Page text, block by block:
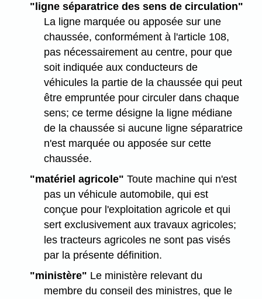
"ligne séparatrice des sens de circulation"
La ligne marquée ou apposée sur une
chaussée, conformément à l'article 108,
pas nécessairement au centre, pour que
soit indiquée aux conducteurs de
véhicules la partie de la chaussée qui peut
être empruntée pour circuler dans chaque
sens; ce terme désigne la ligne médiane
de la chaussée si aucune ligne séparatrice
n'est marquée ou apposée sur cette
chaussée.
"matériel agricole" Toute machine qui n'est
pas un véhicule automobile, qui est
conçue pour l'exploitation agricole et qui
sert exclusivement aux travaux agricoles;
les tracteurs agricoles ne sont pas visés
par la présente définition.
"ministère" Le ministère relevant du
membre du conseil des ministres, que le